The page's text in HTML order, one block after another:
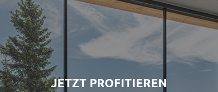
JETZT PROFITIEREN